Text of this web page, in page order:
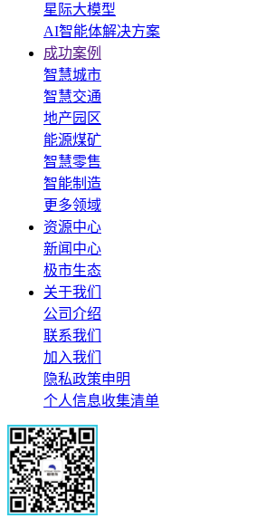
星际大模型
AI智能体解决方案
成功案例
智慧城市
智慧交通
地产园区
能源煤矿
智慧零售
智能制造
更多领域
资源中心
新闻中心
极市生态
关于我们
公司介绍
联系我们
加入我们
隐私政策申明
个人信息收集清单